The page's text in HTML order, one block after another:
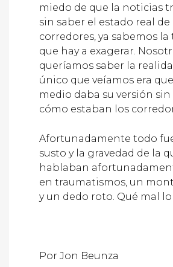
miedo de que la noticias
sin saber el estado real de
corredores, ya sabemos
que hay a exagerar.
queríamos saber la
único que veíamos era
medio daba su versión sin
cómo estaban los
Afortunadamente todo
susto y la gravedad de la
hablaban
en traumatismos, un
y un dedo roto. Qué mal lo
Por Jon Beunza